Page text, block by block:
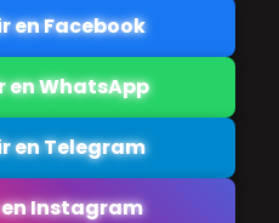
en Facebook
WhatsApp
en Telegram
Instagram